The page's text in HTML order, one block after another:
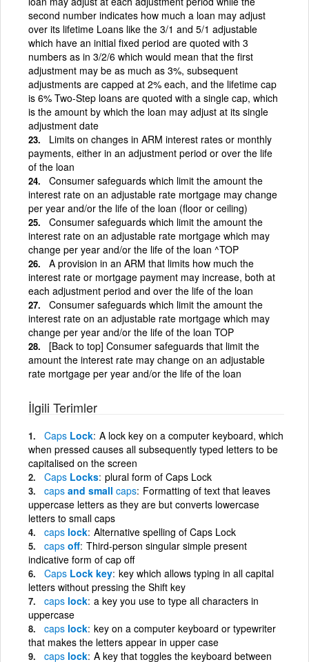
second number indicates how much a loan may adjust
over its lifetime Loans like the 3/1 and 5/1 adjustable
which have an initial fixed period are quoted with 3
numbers as in 3/2/6 which would mean that the first
adjustment may be as much as 3%, subsequent
adjustments are capped at 2% each, and the lifetime cap
is 6% Two-Step loans are quoted with a single cap, which
is the amount by which the loan may adjust at its single
adjustment date
Limits on changes in ARM interest rates or monthly
payments, either in an adjustment period or over the life
of the loan
Consumer safeguards which limit the amount the
interest rate on an adjustable rate mortgage may change
per year and/or the life of the loan (floor or ceiling)
Consumer safeguards which limit the amount the
interest rate on an adjustable rate mortgage which may
change per year and/or the life of the loan ^TOP
A provision in an ARM that limits how much the
interest rate or mortgage payment may increase, both at
each adjustment period and over the life of the loan
Consumer safeguards which limit the amount the
interest rate on an adjustable rate mortgage which may
change per year and/or the life of the loan TOP
[Back to top] Consumer safeguards that limit the
amount the interest rate may change on an adjustable
rate mortgage per year and/or the life of the loan
İlgili Terimler
Caps Lock A lock key on a computer keyboard, which
when pressed causes all subsequently typed letters to be
capitalised on the screen
Caps Locks plural form of Caps Lock
caps and small caps Formatting of text that leaves
uppercase letters as they are but converts lowercase
letters to small caps
caps lock Alternative spelling of Caps Lock
caps off Third-person singular simple present
indicative form of cap off
Caps Lock key key which allows typing in all capital
letters without pressing the Shift key
caps lock a key you use to type all characters in
uppercase
caps lock key on a computer keyboard or typewriter
that makes the letters appear in upper case
caps lock A key that toggles the keyboard between